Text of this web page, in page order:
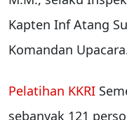
Kapten Inf Atang
Komandan
Pelatihan KKRI
sebanyak 121